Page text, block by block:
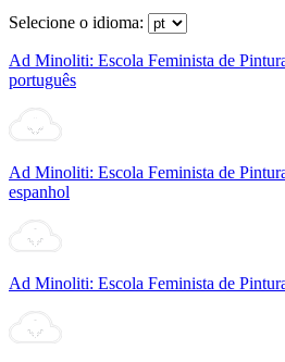
Selecione o idioma:
Ad Minoliti: Escola Feminista de
português
Ad Minoliti: Escola Feminista de
espanhol
Ad Minoliti: Escola Feminista de